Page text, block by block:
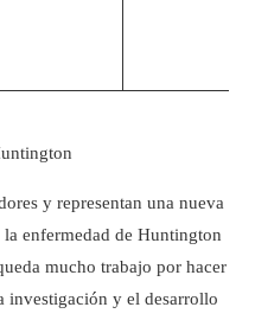
y representan una nueva
enfermedad de Huntington
mucho trabajo por hacer
investigación y el desarrollo